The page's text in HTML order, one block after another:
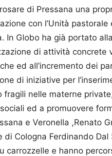
di Pressana una
con l’Unità
In Globo ha già portato
di attività concrete
ed all’incremento dei
di iniziative per
fragili nelle materne
ed a promuovere
e Veronella ,Renato
di Cologna Ferdinando
carrozzelle e hanno